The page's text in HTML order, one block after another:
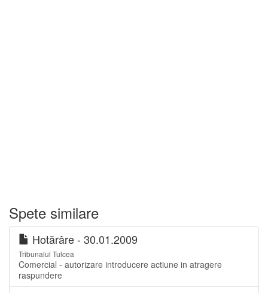
Spete similare
Hotărâre - 30.01.2009
Tribunalul Tulcea
Comercial - autorizare introducere actiune in atragere
raspundere